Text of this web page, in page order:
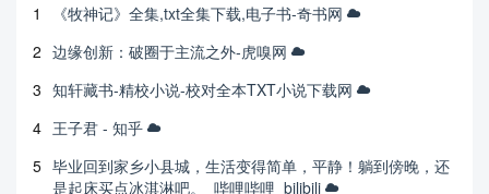
1
《牧神记》全集,txt全集下载,电子书-奇书网
2 边缘创新：破圈于主流之外-虎嗅网
3 知轩藏书-精校小说-校对全本TXT小说下载网
4 王子君 - 知乎
5 毕业回到家乡小县城，生活变得简单，平静！躺到傍晚，还
是起床买点冰淇淋吧。_哔哩哔哩_bilibili